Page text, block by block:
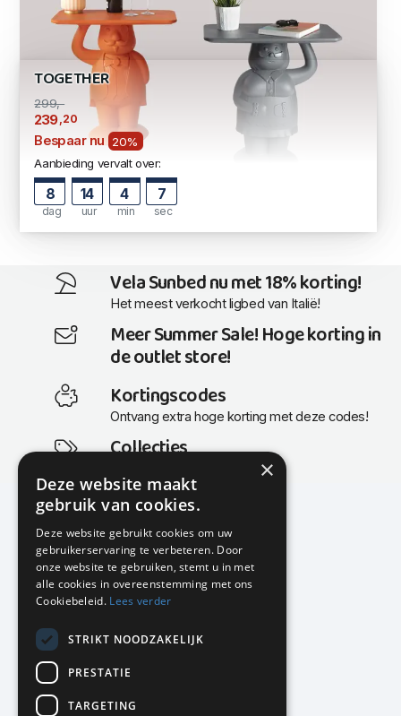
TOGETHER
299,-
239 ,20
Bespaar nu
20%
Aanbieding vervalt over:
8
dag
14
uur
4
min
6
sec
Vela Sunbed nu met 18% korting!
Het meest verkocht ligbed van Italië!
Meer Summer Sale! Hoge korting in
de outlet store!
Kortingscodes
Ontvang extra hoge korting met deze codes!
Collecties
Actuele en populaire collecties
KMP Kantoormeubilair
Airport Business Park
Frankfurtstraat 29-31
1175 RH Lijnden
020-617 01 26
info@kmpkantoormeubilair.nl
Facebook
×
Deze website maakt
gebruik van cookies.
Deze website gebruikt cookies om uw
gebruikerservaring te verbeteren. Door
onze website te gebruiken, stemt u in met
alle cookies in overeenstemming met ons
Cookiebeleid. Lees verder
STRIKT NOODZAKELIJK
PRESTATIE
TARGETING